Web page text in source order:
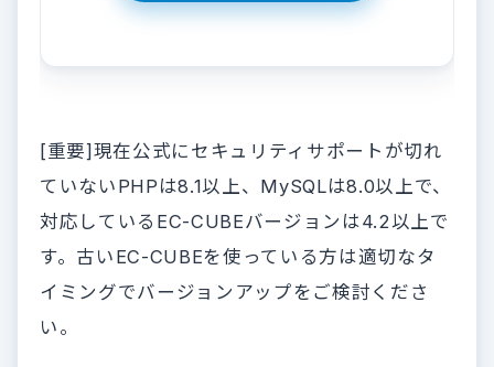
[重要]現在公式にセキュリティサポートが切れ
ていないPHPは8.1以上、MySQLは8.0以上で、
対応しているEC-CUBEバージョンは4.2以上で
す。古いEC-CUBEを使っている方は適切なタ
イミングでバージョンアップをご検討くださ
い。